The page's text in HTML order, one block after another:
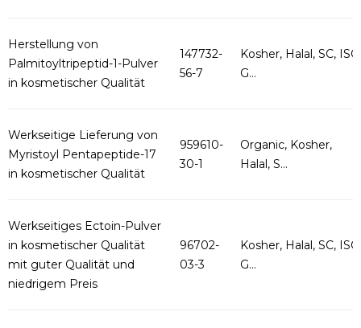
Herstellung von
Palmitoyltripeptid-1-Pulver
in kosmetischer Qualität
147732-
56-7
Kosher, Halal, SC,
G...
Werkseitige Lieferung von
Myristoyl Pentapeptide-17
in kosmetischer Qualität
959610-
30-1
Organic, Kosher,
Halal, S...
Werkseitiges Ectoin-Pulver
in kosmetischer Qualität
mit guter Qualität und
niedrigem Preis
96702-
03-3
Kosher, Halal, SC,
G...